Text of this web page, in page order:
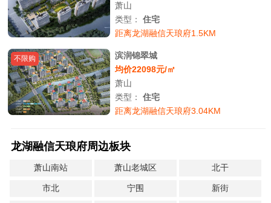
萧山
类型：住宅
距离龙湖融信天琅府1.5KM
不限购
滨润锦翠城
均价22098元/㎡
萧山
类型：住宅
距离龙湖融信天琅府3.04KM
龙湖融信天琅府周边板块
萧山南站 萧山老城区 北干
市北 宁围 新街